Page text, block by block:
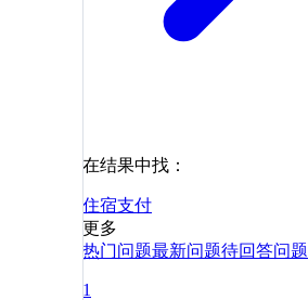
在结果中找：
住宿支付
更多
热门问题最新问题待回答问题
1